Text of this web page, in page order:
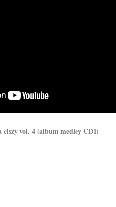
vol. 4 (album medley CD1)